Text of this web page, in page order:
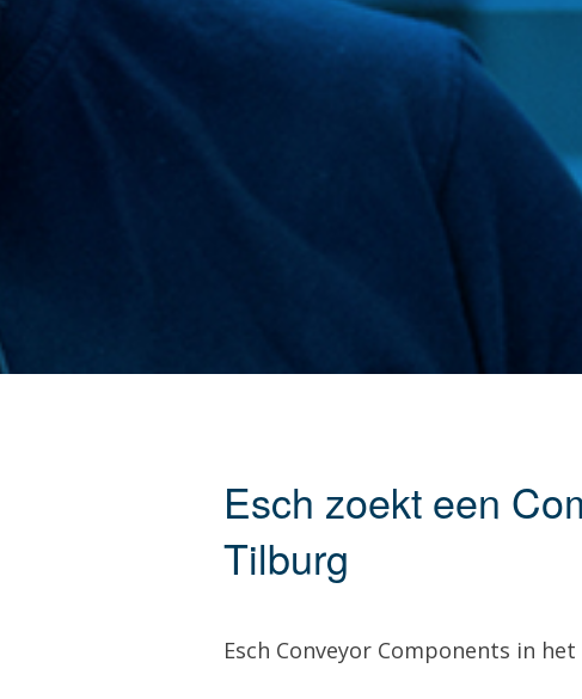
Esch zoekt een
Tilburg
Esch Conveyor Components in